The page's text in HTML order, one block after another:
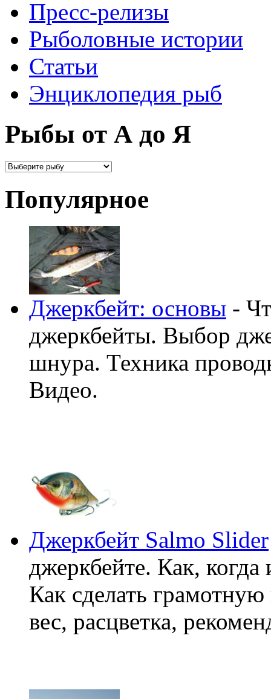
Пресс-релизы
Рыболовные истории
Статьи
Энциклопедия рыб
Рыбы от А до Я
Популярное
Джеркбейт: основы -
джеркбейты. Выбор
шнура. Техника
Видео.
Джеркбейт Salmo Slider
джеркбейте. Как,
Как сделать
вес, расцветка,